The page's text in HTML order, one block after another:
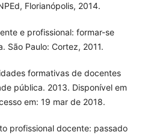
Florianópolis, 2014.
e profissional: formar-se
São Paulo: Cortez, 2011.
formativas de docentes
pública. 2013. Disponível em
em: 19 mar de 2018.
profissional docente: passado